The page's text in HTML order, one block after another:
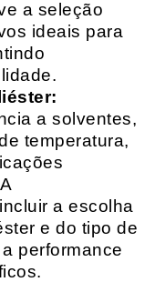
a seleção
ideais para
a solventes,
temperatura,
a escolha
e do tipo de
performance